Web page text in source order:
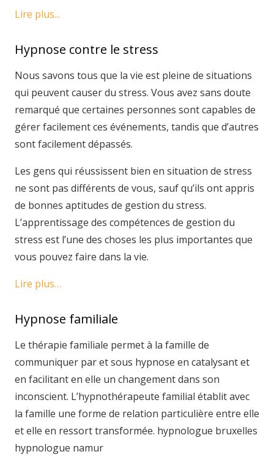
Lire plus...
Hypnose contre le stress
Nous savons tous que la vie est pleine de situations
qui peuvent causer du stress. Vous avez sans doute
remarqué que certaines personnes sont capables de
gérer facilement ces événements, tandis que d’autres
sont facilement dépassés.
Les gens qui réussissent bien en situation de stress
ne sont pas différents de vous, sauf qu’ils ont appris
de bonnes aptitudes de gestion du stress.
L’apprentissage des compétences de gestion du
stress est l’une des choses les plus importantes que
vous pouvez faire dans la vie.
Lire plus…
Hypnose familiale
Le thérapie familiale permet à la famille de
communiquer par et sous hypnose en catalysant et
en facilitant en elle un changement dans son
inconscient. L’hypnothérapeute familial établit avec
la famille une forme de relation particulière entre elle
et elle en ressort transformée. hypnologue bruxelles
hypnologue namur